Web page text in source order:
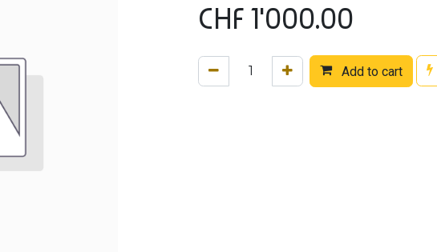
CHF 1'000.00
Add to cart